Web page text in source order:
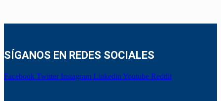
SÍGANOS EN REDES SOCIALES
Facebook Twitter Instagram Linkedin Youtube Reddit